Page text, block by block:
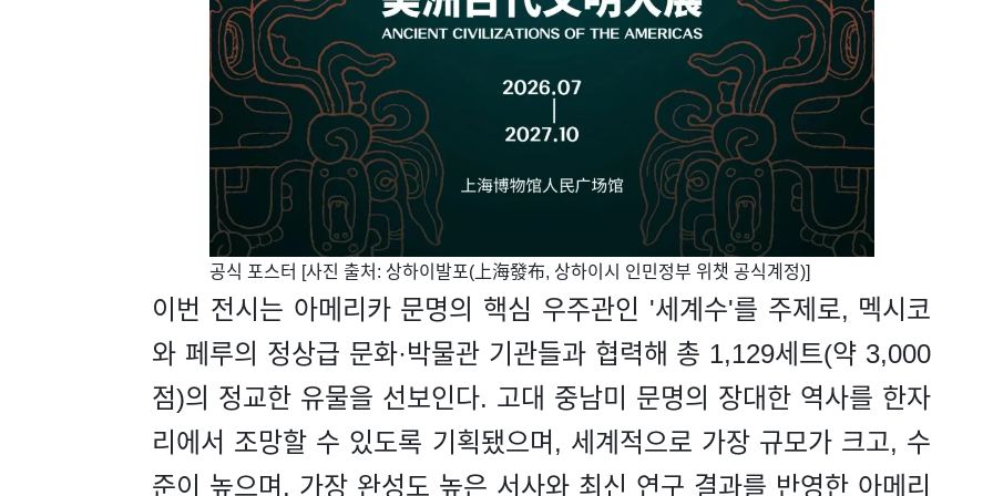
​공식 포스터 [사진 출처: 상하이발포(上海發布, 상하이시 인민정부 위챗 공식계정)]
이번 전시는 아메리카 문명의 핵심 우주관인 '세계수'를 주제로, 멕시코
와 페루의 정상급 문화·박물관 기관들과 협력해 총 1,129세트(약 3,000
점)의 정교한 유물을 선보인다. 고대 중남미 문명의 장대한 역사를 한자
리에서 조망할 수 있도록 기획됐으며, 세계적으로 가장 규모가 크고, 수
준이 높으며, 가장 완성도 높은 서사와 최신 연구 결과를 반영한 아메리